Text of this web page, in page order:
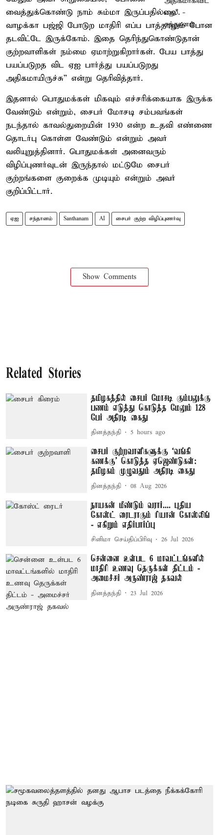
வைத்துக்கொண்டு நாம் சும்மா இருப்பதில்லை.
வாழக்கா பஜ்ஜி போடுற மாதிரி எப்ப பாத்தாலும் போன
தடவிட்டே இருக்கோம். இதை தெரிந்துகொண்டுதான்
குற்றவாளிகள் நம்மை ஏமாற்றுகிறார்கள். பேய பாத்து
பயப்படுறத விட ஏஐ பார்த்து பயப்படுறது
அதிகமாயிருச்சு” என்று தெரிவித்தார்.
இதனால் பொதுமக்கள் மிகவும் எச்சரிக்கையாக இருக்க
வேண்டும் என்றும், சைபர் மோசடி சம்பவங்கள்
நடந்தால் காவல்துறையின் 1930 என்ற உதவி எண்ணை
தொடர்பு கொள்ள வேண்டும் என்றும் அவர்
வலியுறுத்தினார். பொதுமக்கள் அனைவரும்
விழிப்புணர்வுடன் இருந்தால் மட்டுமே சைபர்
குற்றங்களை குறைக்க முடியும் என்றும் அவர்
குறிப்பிட்டார்.
ஏஐ சந்தானம் Santhanam AI சைபர் குற்ற விழிப்புணர்வு
Show Comments
Related Stories
தமிழகத்தில் சைபர் மோசடி கும்பலுக்கு
பணம் எடுத்து கொடுத்த மேலும் 128
பேர் அதிரடி கைது
தினத்தந்தி 5 hours ago
சைபர் குற்றவாளிகளுக்கு ‘வங்கி
கணக்கு’ கொடுத்த ஏஜெண்டுகள்:
தமிழகம் முழுவதும் அதிரடி கைது
தினத்தந்தி 08 Aug 2026
நாயகன் மீண்டும் வரார்.... புதிய
கோஸ்ட் ரைடராகும் ரியான் கோஸ்லிங்
- எகிறும் எதிர்பார்ப்பு
சினிமா செய்திப்பிரிவு 26 Jul 2026
சென்னை உள்பட 6 மாவட்டங்களில்
மாதிரி உணவு தெருக்கள் திட்டம் -
அமைச்சர் அருண்ராஜ் தகவல்
தினத்தந்தி 23 Jul 2026